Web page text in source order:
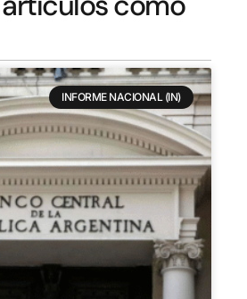
INFORME NACIONAL (IN)